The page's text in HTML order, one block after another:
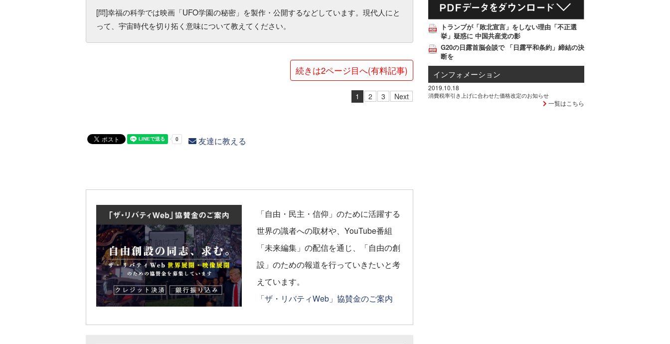
[問]幸福の科学では映画「UFO学園の秘密」を製作・公開するなどしています。現代人にと
って、宇宙時代を切り拓く意味について教えてください。
続きは2ページ目へ(有料記事)
1 2 3 Next
友達に教える
「自由・民主・信仰」のために活躍する
世界の識者への取材や、YouTube番組
「未来編集」の配信を通じ、「自由の創
設」のための報道を行っていきたいと考
えています。
「ザ・リバティWeb」協賛金のご案内
トランプが「敗北宣言」をしない理由「不正選
挙」疑惑に 中国共産党の影
G20の日露首脳会談で 「日露平和条約」締結の決
断を
インフォメーション
2019.10.18
消費税率引き上げに合わせた価格改定のお知らせ
一覧はこちら